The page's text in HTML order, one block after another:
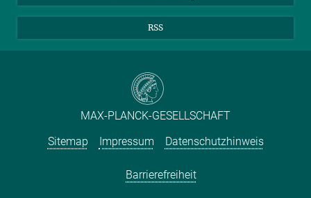
RSS
MAX-PLANCK-GESELLSCHAFT
Sitemap
Impressum Datenschutzhinweis
Barrierefreiheit